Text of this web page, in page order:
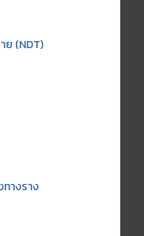
ย (NDT)
างราง